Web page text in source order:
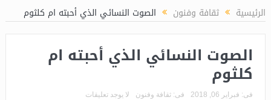
الرئيسية ثقافة وفنون الصوت النسائي الذي أحبته ام كلثوم
الصوت النسائي الذي أحبته ام
كلثوم
فى: فبراير 06, 2018 فى: ثقافة وفنون
لا يوجد تعليقات